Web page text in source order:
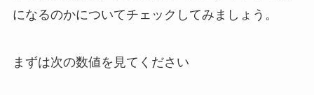
になるのかについてチェックしてみましょう。
まずは次の数値を見てください